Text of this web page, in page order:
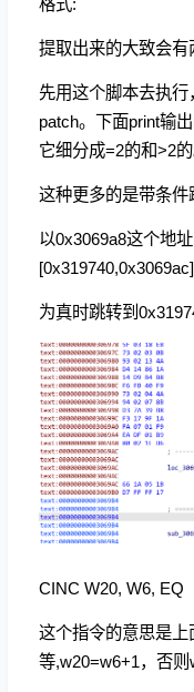
提取出来的大致会有
先用这个脚本去执
patch。下面print输
它细分成=2的和>2的
这种更多的是带条件
以0x3069a8这个地
[0x319740,0x3069ac]
为真时跳转到
CINC W20, W6, EQ
这个指令的意思是上
等,w20=w6+1，否则